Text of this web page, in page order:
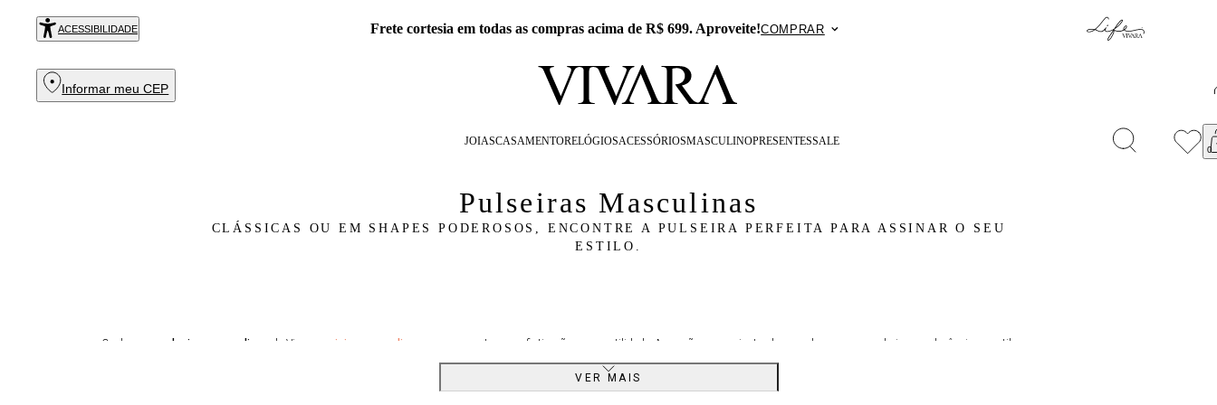
ACESSIBILIDADE
COMPRAR Exclusivo no APP: 15% Off na primeira compra com o cupom PRESENTEAPP.
Informar meu CEP
JOIASCASAMENTORELÓGIOSACESSÓRIOSMASCULINOPRESENTESSALE
Pulseiras Masculinas
CLÁSSICAS OU EM SHAPES PODEROSOS, ENCONTRE A PULSEIRA PERFEITA PARA ASSINAR O SEU
ESTILO.
Conheça as pulseiras masculinas da Vivara, as joias masculinas que representam a sofisticação e a versatilidade. As opções a seguir atendem aos homens que valorizam a elegância e o estilo.
Cada pulseira é um reflexo de personalidade e gosto refinado, criada com materiais de alta qualidade, incluindo borracha
VER MAIS